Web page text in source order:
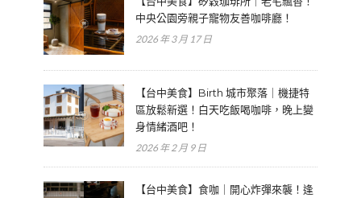
中央公園旁親子寵物友善咖啡廳！
2026 年 3 月 17 日
【台中美食】Birth 城市聚落｜機捷特
區放鬆新選！白天吃飯喝咖啡，晚上變
身情緒酒吧！
2026 年 2 月 9 日
【台中美食】食咖｜開心炸彈來襲！逢